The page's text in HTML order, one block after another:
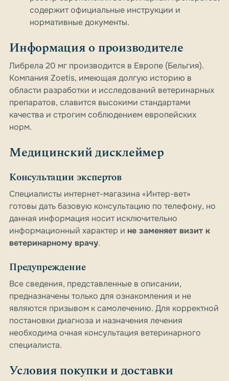
содержит официальные инструкции и
нормативные документы.
Информация о производителе
Либрела 20 мг производится в Европе (Бельгия).
Компания Zoetis, имеющая долгую историю в
области разработки и исследований ветеринарных
препаратов, славится высокими стандартами
качества и строгим соблюдением европейских
норм.
Медицинский дисклеймер
Консультации экспертов
Специалисты интернет-магазина «Интер-вет»
готовы дать базовую консультацию по телефону, но
данная информация носит исключительно
информационный характер и не заменяет визит к
ветеринарному врачу.
Предупреждение
Все сведения, представленные в описании,
предназначены только для ознакомления и не
являются призывом к самолечению. Для корректной
постановки диагноза и назначения лечения
необходима очная консультация ветеринарного
специалиста.
Условия покупки и доставки